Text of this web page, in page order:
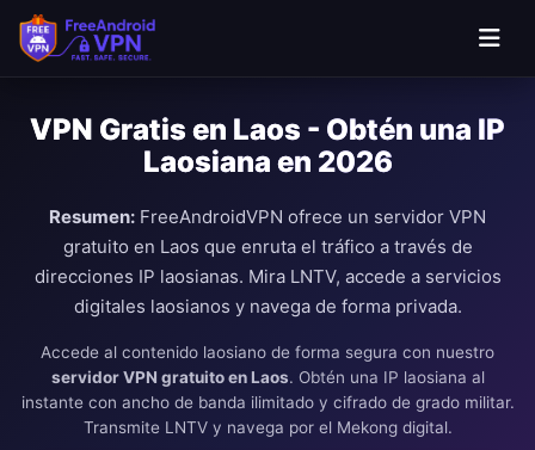
Saltar al contenido principal
VPN Gratis en Laos - Obtén una IP
Laosiana en 2026
Resumen: FreeAndroidVPN ofrece un servidor VPN
gratuito en Laos que enruta el tráfico a través de
direcciones IP laosianas. Mira LNTV, accede a servicios
digitales laosianos y navega de forma privada.
Accede al contenido laosiano de forma segura con nuestro
servidor VPN gratuito en Laos. Obtén una IP laosiana al
instante con ancho de banda ilimitado y cifrado de grado militar.
Transmite LNTV y navega por el Mekong digital.